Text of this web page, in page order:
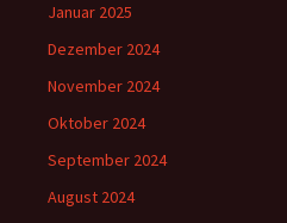
Januar 2025
Dezember 2024
November 2024
Oktober 2024
September 2024
August 2024